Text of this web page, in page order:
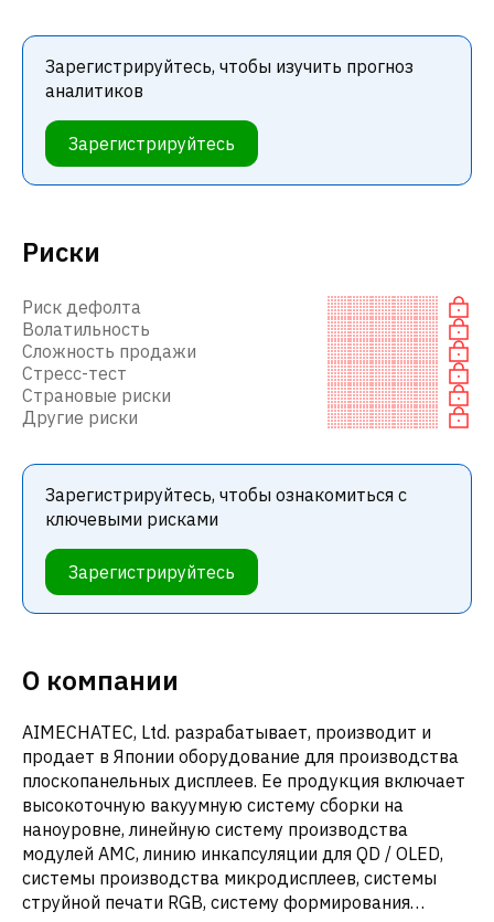
Риски
Риск дефолта
Волатильность
Сложность продажи
Стресс-тест
Страновые риски
Другие риски
Зарегистрируйтесь, чтобы ознакомиться с
ключевыми рисками
Зарегистрируйтесь
О компании
AIMECHATEC, Ltd. разрабатывает, производит и
продает в Японии оборудование для производства
плоскопанельных дисплеев. Ее продукция включает
высокоточную вакуумную систему сборки на
наноуровне, линейную систему производства
модулей AMC, линию инкапсуляции для QD / OLED,
системы производства микродисплеев, системы
струйной печати RGB, систему формирования
Зарегистрируйтесь, чтобы изучить прогноз
аналитиков
Зарегистрируйтесь